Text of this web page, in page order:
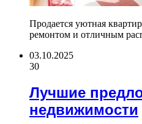
Продается уютная
ремонтом и отличным
03.10.2025
30
Лучшие
недвижимости